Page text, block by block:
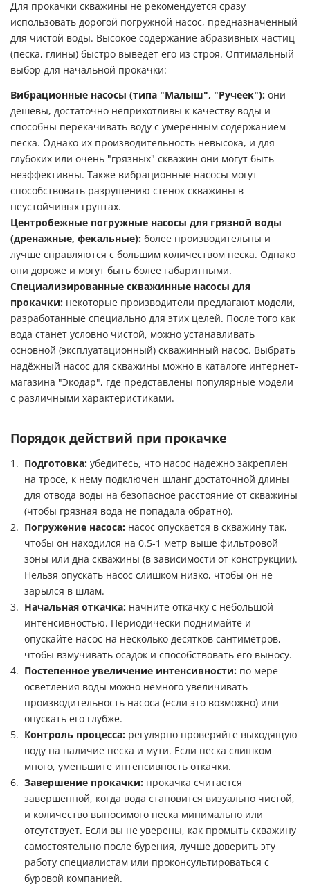
Для прокачки скважины не рекомендуется сразу
использовать дорогой погружной насос, предназначенный
для чистой воды. Высокое содержание абразивных частиц
(песка, глины) быстро выведет его из строя. Оптимальный
выбор для начальной прокачки:
Вибрационные насосы (типа "Малыш", "Ручеек"): они
дешевы, достаточно неприхотливы к качеству воды и
способны перекачивать воду с умеренным содержанием
песка. Однако их производительность невысока, и для
глубоких или очень "грязных" скважин они могут быть
неэффективны. Также вибрационные насосы могут
способствовать разрушению стенок скважины в
неустойчивых грунтах.
Центробежные погружные насосы для грязной воды
(дренажные, фекальные): более производительны и
лучше справляются с большим количеством песка. Однако
они дороже и могут быть более габаритными.
Специализированные скважинные насосы для
прокачки: некоторые производители предлагают модели,
разработанные специально для этих целей. После того как
вода станет условно чистой, можно устанавливать
основной (эксплуатационный) скважинный насос. Выбрать
надёжный насос для скважины можно в каталоге интернет-
магазина "Экодар", где представлены популярные модели
с различными характеристиками.
Порядок действий при прокачке
Подготовка: убедитесь, что насос надежно закреплен
на тросе, к нему подключен шланг достаточной длины
для отвода воды на безопасное расстояние от скважины
(чтобы грязная вода не попадала обратно).
Погружение насоса: насос опускается в скважину так,
чтобы он находился на 0.5-1 метр выше фильтровой
зоны или дна скважины (в зависимости от конструкции).
Нельзя опускать насос слишком низко, чтобы он не
зарылся в шлам.
Начальная откачка: начните откачку с небольшой
интенсивностью. Периодически поднимайте и
опускайте насос на несколько десятков сантиметров,
чтобы взмучивать осадок и способствовать его выносу.
Постепенное увеличение интенсивности: по мере
осветления воды можно немного увеличивать
производительность насоса (если это возможно) или
опускать его глубже.
Контроль процесса: регулярно проверяйте выходящую
воду на наличие песка и мути. Если песка слишком
много, уменьшите интенсивность откачки.
Завершение прокачки: прокачка считается
завершенной, когда вода становится визуально чистой,
и количество выносимого песка минимально или
отсутствует. Если вы не уверены, как промыть скважину
самостоятельно после бурения, лучше доверить эту
работу специалистам или проконсультироваться с
буровой компанией.